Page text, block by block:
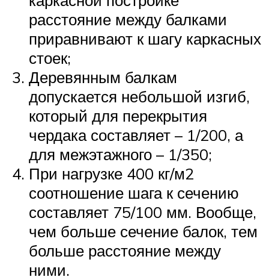
расстояние между балками
приравнивают к шагу каркасных
стоек;
Деревянным балкам
допускается небольшой изгиб,
который для перекрытия
чердака составляет – 1/200, а
для межэтажного – 1/350;
При нагрузке 400 кг/м2
соотношение шага к сечению
составляет 75/100 мм. Вообще,
чем больше сечение балок, тем
больше расстояние между
ними.